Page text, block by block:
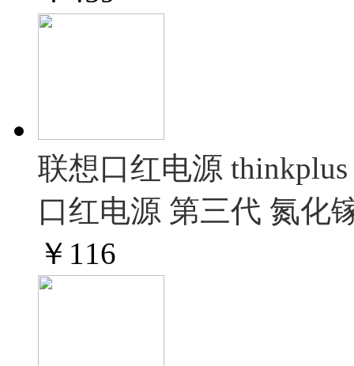
联想口红电源
口红电源 第三代 氮化
￥ 116